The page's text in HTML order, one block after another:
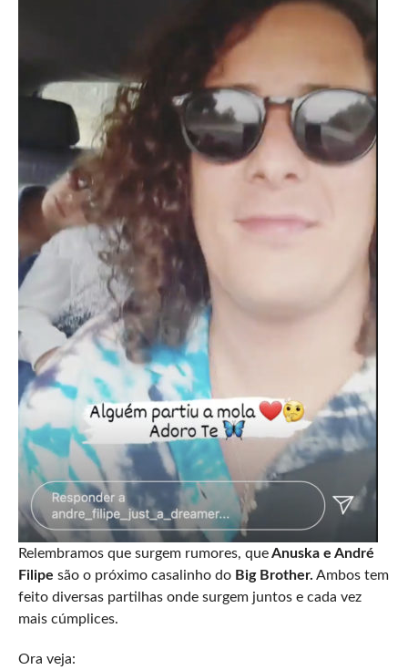
Relembramos que surgem rumores, queAnuska e André
Filipe são o próximo casalinho doBig Brother. Ambos tem
feito diversas partilhas onde surgem juntos e cada vez
mais cúmplices.
Ora veja: